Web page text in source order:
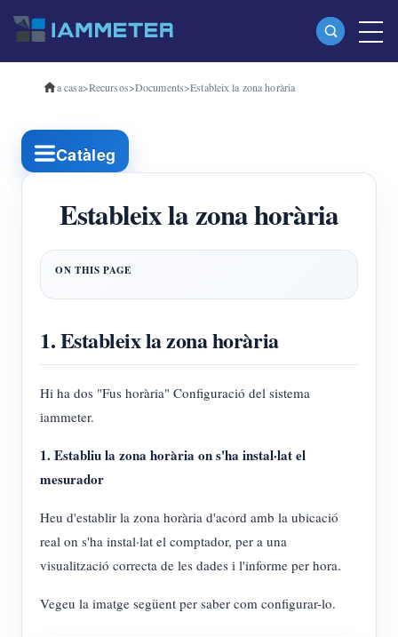
Productes
Mesurador d'energia Wi-Fi monofàsic (WEM3080)
Mesurador d'energia Wi-Fi trifàsic (WEM3080T)
Mesurador d'energia Wi-Fi trifàsic (WEM3046T)
Controlador d'alimentació WiFi
IAMMETER Cloud Pro
Servei d'autoallotjament
Carregador EV
Simulador IAMMETER
Aplicacions
Monitor d'energia del sistema solar fotovoltaic
Sistema de control de calefacció fotovoltaica
Botiga
a casa>Recursos>Documents>Estableix la zona horària
Catàleg
Estableix la zona horària
1. Estableix la zona horària
Hi ha dos "Fus horària" Configuració del sistema
iammeter.
1. Establiu la zona horària on s'ha instal·lat el
mesurador
Heu d'establir la zona horària d'acord amb la ubicació
real on s'ha instal·lat el comptador, per a una
visualització correcta de les dades i l'informe per hora.
Vegeu la imatge següent per saber com configurar-lo.